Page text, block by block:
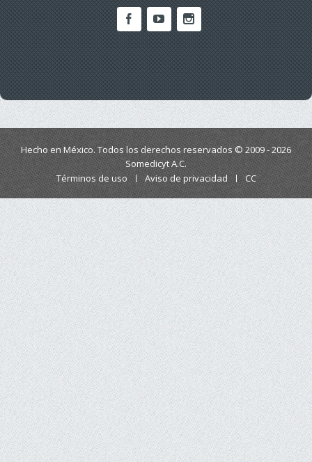
Hecho en México. Todos los derechos reservados © 2009 - 2026
Somedicyt A.C.
Términos de uso
Aviso de privacidad CC